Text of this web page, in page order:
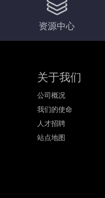
资源中心
关于我们
公司概况
我们的使命
人才招聘
站点地图